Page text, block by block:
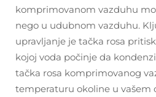
komprimovanom vazduhu
nego u udubnom vazduhu.
upravljanje je tačka rosa
kojoj voda počinje da
tačka rosa komprimovanog
temperaturu okoline u vašem